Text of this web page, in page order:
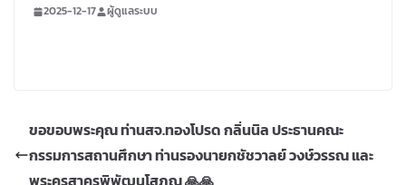
2025-12-17 ผู้ดูแลระบบ
ขอขอบพระคุณ ท่านสจ.ทองโปรด กลิ่นนิล ประธานคณะ
กรรมการสถานศึกษา ท่านรองนายกชัชวาลย์ วงษ์วรรณ และ
พระครูสาครพิพัฒนโสภณ 🙏🙏